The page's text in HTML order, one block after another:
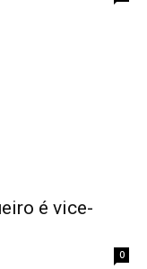
é vice-
0